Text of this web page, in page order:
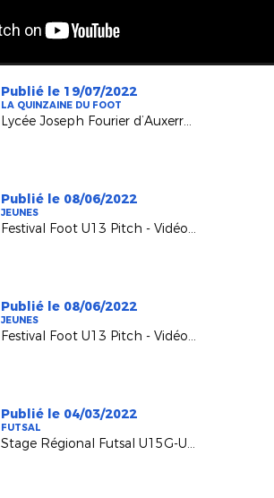
Publié le 19/07/2022
LA QUINZAINE DU FOOT
Lycée Joseph Fourier d’Auxerre - 24 heures chez les Bleues - Opération finale
Publié le 08/06/2022
JEUNES
Festival Foot U13 Pitch - Vidéo ASPTT Dijon Foot
Publié le 08/06/2022
JEUNES
Festival Foot U13 Pitch - Vidéo FC Sochaux-Montbéliard
Publié le 04/03/2022
FUTSAL
Stage Régional Futsal U15G-U18G - 2021-2022